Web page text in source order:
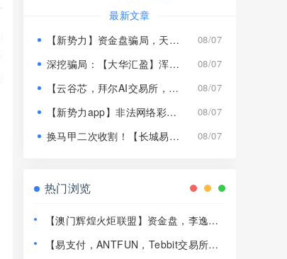
最新文章
【新势力】资金盘骗局，天宫国际和平娱乐的狗推换个马甲又来割韭菜！
08/07
深挖骗局：【大华汇盈】浑身造假，冒用演员充当总监，啼笑皆非！ 08/07
【云谷芯，拜尔AI交易所，塔吉跨境电商】这3个项目都是骗局，近期跑路跟即将崩盘收割，赶紧远离！ 08/07
【新势力app】非法网络彩票骗局，“天宫国际”和“和平娱乐”骗子搞的杀猪盘，远离！ 08/07
换马甲二次收割！【长城易趣】平移【康盛科技】又是致命骗局！ 08/07
热门浏览
【澳门辉煌火炬联盟】资金盘，李逸川
路！
【易支付，ANTFUN，Tebbit交易所】